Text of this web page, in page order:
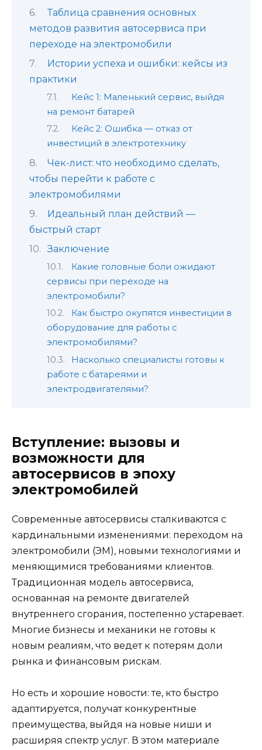
Таблица сравнения основных
методов развития автосервиса при
переходе на электромобили
Истории успеха и ошибки: кейсы из
практики
Кейс 1: Маленький сервис, выйдя
на ремонт батарей
Кейс 2: Ошибка — отказ от
инвестиций в электротехнику
Чек-лист: что необходимо сделать,
чтобы перейти к работе с
электромобилями
Идеальный план действий —
быстрый старт
Заключение
Какие головные боли ожидают
сервисы при переходе на
электромобили?
Как быстро окупятся инвестиции в
оборудование для работы с
электромобилями?
Насколько специалисты готовы к
работе с батареями и
электродвигателями?
Вступление: вызовы и
возможности для
автосервисов в эпоху
электромобилей
Современные автосервисы сталкиваются с
кардинальными изменениями: переходом на
электромобили (ЭМ), новыми технологиями и
меняющимися требованиями клиентов.
Традиционная модель автосервиса,
основанная на ремонте двигателей
внутреннего сгорания, постепенно устаревает.
Многие бизнесы и механики не готовы к
новым реалиям, что ведет к потерям доли
рынка и финансовым рискам.
Но есть и хорошие новости: те, кто быстро
адаптируется, получат конкурентные
преимущества, выйдя на новые ниши и
расширяя спектр услуг. В этом материале